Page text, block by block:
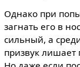
Однако при
загнать его в
сильный, а
призвук лишает